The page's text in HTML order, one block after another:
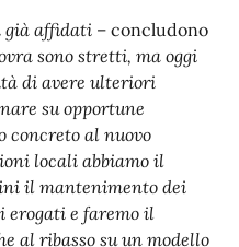
già affidati – concludono
sono stretti, ma oggi
di avere ulteriori
su opportune
concreto al nuovo
locali abbiamo il
il mantenimento dei
erogati e faremo il
al ribasso su un modello